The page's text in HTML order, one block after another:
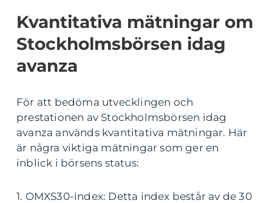
Kvantitativa mätningar om
Stockholmsbörsen idag
avanza
För att bedöma utvecklingen och
prestationen av Stockholmsbörsen idag
avanza används kvantitativa mätningar. Här
är några viktiga mätningar som ger en
inblick i börsens status:
1. OMXS30-index: Detta index består av de 30